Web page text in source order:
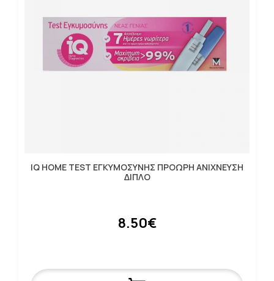
IQ HOME TEST ΕΓΚΥΜΟΣΥΝΗΣ ΠΡΟΩΡΗ ΑΝΙΧΝEYΣΗ
ΔΙΠΛΟ
8.50€